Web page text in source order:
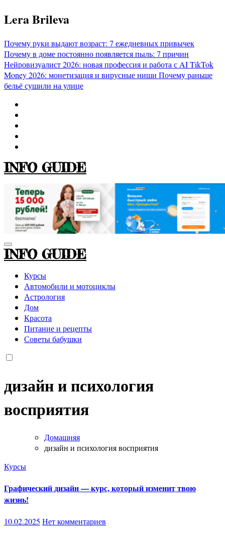
Перейти
к
Lera Brileva
Почему руки выдают возраст: 7 ежедневных привычек
Почему в доме постоянно появляется пыль: 7 причин
Нейровизуалист 2026: новая профессия и работа с AITikTok
Money 2026: монетизация и вирусные ниши Почему раньше
бельё сушили на улице
INFO GUIDE
INFO GUIDE
Курсы
Автомобили и мотоциклы
Астрология
Дом
Красота
Питание и рецепты
Советы бабушки
дизайн и психология
восприятия
Домашняя
дизайн и психология восприятия
Курсы
Графический дизайн — курс, который изменит твою
жизнь!
10.02.2025 Нет комментариев